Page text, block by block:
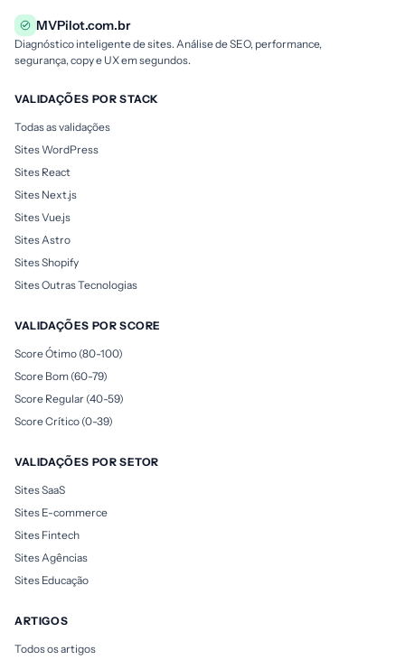
MVPilot.com.br
Diagnóstico inteligente de sites. Análise de SEO, performance,
segurança, copy e UX em segundos.
VALIDAÇÕES POR STACK
Todas as validações
Sites WordPress
Sites React
Sites Next.js
Sites Vue.js
Sites Astro
Sites Shopify
Sites Outras Tecnologias
VALIDAÇÕES POR SCORE
Score Ótimo (80-100)
Score Bom (60-79)
Score Regular (40-59)
Score Crítico (0-39)
VALIDAÇÕES POR SETOR
Sites SaaS
Sites E-commerce
Sites Fintech
Sites Agências
Sites Educação
ARTIGOS
Todos os artigos